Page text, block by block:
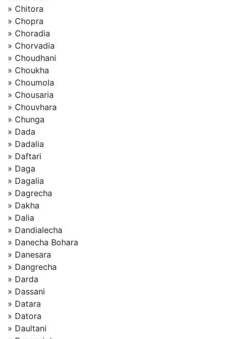
» Chitora
» Chopra
» Choradia
» Chorvadia
» Choudhani
» Choukha
» Choumola
» Chousaria
» Chouvhara
» Chunga
» Dada
» Dadalia
» Daftari
» Daga
» Dagalia
» Dagrecha
» Dakha
» Dalia
» Dandialecha
» Danecha Bohara
» Danesara
» Dangrecha
» Darda
» Dassani
» Datara
» Datora
» Daultani